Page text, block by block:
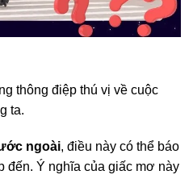
thông điệp thú vị về cuộc
ta.
ngoài, điều này có thể báo
đến. Ý nghĩa của giấc mơ này